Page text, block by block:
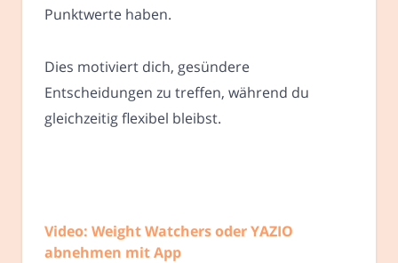
Punktwerte haben.
Dies motiviert dich, gesündere
Entscheidungen zu treffen, während du
gleichzeitig flexibel bleibst.
Video: Weight Watchers oder YAZIO
abnehmen mit App